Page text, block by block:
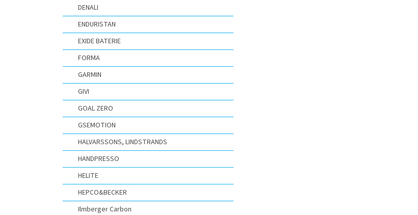
DENALI
ENDURISTAN
EXIDE BATERIE
FORMA
GARMIN
GIVI
GOAL ZERO
GSEMOTION
HALVARSSONS, LINDSTRANDS
HANDPRESSO
HELITE
HEPCO&BECKER
Ilmberger Carbon